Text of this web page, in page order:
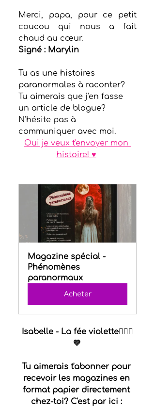
Merci, papa, pour ce petit
coucou qui nous a fait
chaud au cœur.
Signé : Marylin
Tu as une histoires
paranormales à raconter?
Tu aimerais que j'en fasse
un article de blogue?
N'hésite pas à
communiquer avec moi.
Oui je veux t'envoyer mon
histoire! ♥
Magazine spécial -
Phénomènes
paranormaux
Acheter
Isabelle - La fée violette🧚🏻‍♀️
💜
Tu aimerais t'abonner pour
recevoir les magazines en
format papier directement
chez-toi? C'est par ici :